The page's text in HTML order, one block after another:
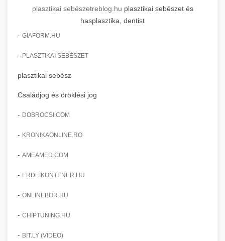
plasztikai sebészetreblog.hu plasztikai sebészet és
hasplasztika, dentist
- GIAFORM.HU
- PLASZTIKAI SEBÉSZET
plasztikai sebész
Családjog és öröklési jog
- DOBROCSI.COM
- KRONIKAONLINE.RO
- AMEAMED.COM
- ERDEIKONTENER.HU
- ONLINEBOR.HU
- CHIPTUNING.HU
- BIT.LY (VIDEO)